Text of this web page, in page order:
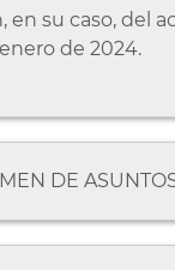
en su caso, del
de 2024.
DE